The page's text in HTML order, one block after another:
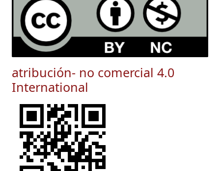
atribución- no comercial 4.0
International